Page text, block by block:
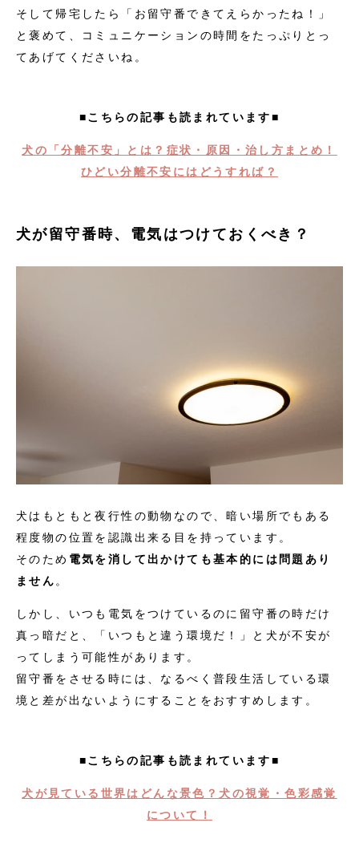
そして帰宅したら「お留守番できてえらかったね！」
と褒めて、コミュニケーションの時間をたっぷりとっ
てあげてくださいね。
■こちらの記事も読まれています■
犬の「分離不安」とは？症状・原因・治し方まとめ！
ひどい分離不安にはどうすれば？
犬が留守番時、電気はつけておくべき？
犬はもともと夜行性の動物なので、暗い場所でもある
程度物の位置を認識出来る目を持っています。
そのため 電気を消して出かけても基本的には問題あり
ません 。
しかし、いつも電気をつけているのに留守番の時だけ
真っ暗だと、「いつもと違う環境だ！」と犬が不安が
ってしまう可能性があります。
留守番をさせる時には、なるべく普段生活している環
境と差が出ないようにすることをおすすめします。
■こちらの記事も読まれています■
犬が見ている世界はどんな景色？犬の視覚・色彩感覚
について！